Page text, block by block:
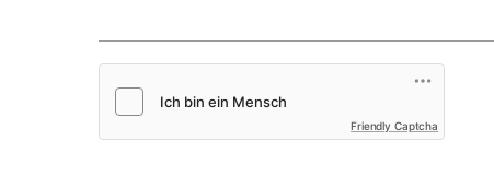
Friendly Captcha